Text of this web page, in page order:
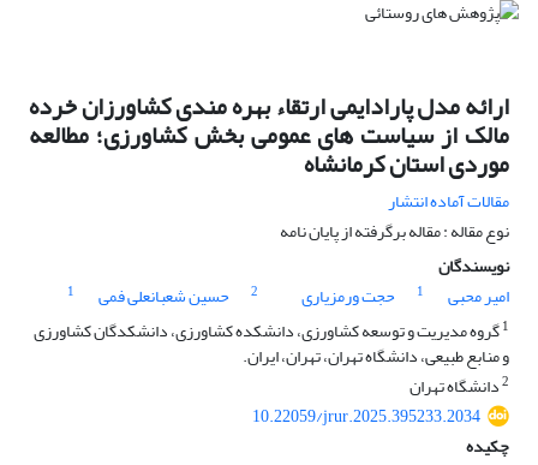
ارائه مدل پارادایمی ارتقاء بهره ‏مندی کشاورزان خرده‏
مالک از سیاست‏‏ های عمومی بخش کشاورزی؛ مطالعه
موردی استان کرمانشاه
مقالات آماده انتشار
نوع مقاله : مقاله برگرفته از پایان نامه
نویسندگان
امیر محبی
1 حجت ورمزیاری 2 حسین شعبانعلی فمی
1
1گروه مدیریت و توسعه کشاورزی، دانشکده کشاورزی، دانشکدگان کشاورزی
و منابع طبیعی، دانشگاه تهران، تهران، ایران.
2دانشگاه تهران
10.22059/jrur.2025.395233.2034
چکیده